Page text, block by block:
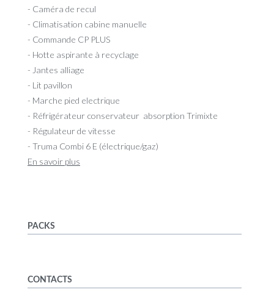
- Caméra de recul
- Climatisation cabine manuelle
- Commande CP PLUS
- Hotte aspirante à recyclage
- Jantes alliage
- Lit pavillon
- Marche pied electrique
- Réfrigérateur conservateur absorption Trimixte
- Régulateur de vitesse
- Truma Combi 6 E (électrique/gaz)
En savoir plus
PACKS
CONTACTS